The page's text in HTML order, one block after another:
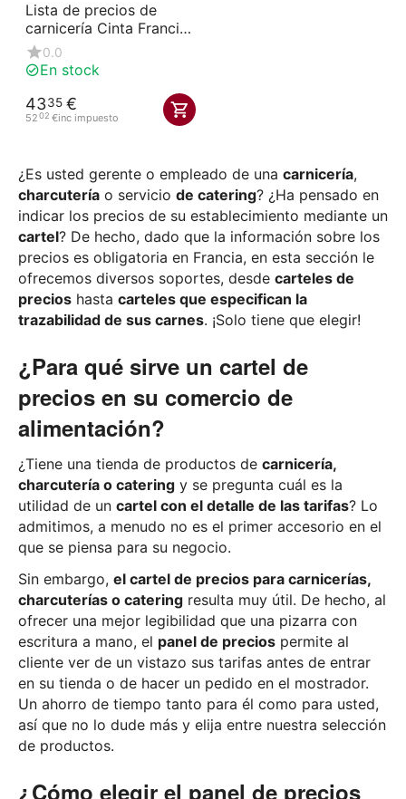
¿Es usted gerente o empleado de una carnicería,
charcutería o servicio de catering? ¿Ha pensado en
indicar los precios de su establecimiento mediante un
cartel? De hecho, dado que la información sobre los
precios es obligatoria en Francia, en esta sección le
ofrecemos diversos soportes, desde carteles de
precios hasta carteles que especifican la
trazabilidad de sus carnes. ¡Solo tiene que elegir!
¿Para qué sirve un cartel de
precios en su comercio de
alimentación?
¿Tiene una tienda de productos de carnicería,
charcutería o catering y se pregunta cuál es la
utilidad de un cartel con el detalle de las tarifas? Lo
admitimos, a menudo no es el primer accesorio en el
que se piensa para su negocio.
Sin embargo, el cartel de precios para carnicerías,
charcuterías o catering resulta muy útil. De hecho, al
ofrecer una mejor legibilidad que una pizarra con
escritura a mano, el panel de precios permite al
cliente ver de un vistazo sus tarifas antes de entrar
en su tienda o de hacer un pedido en el mostrador.
Un ahorro de tiempo tanto para él como para usted,
así que no lo dude más y elija entre nuestra selección
de productos.
¿Cómo elegir el panel de precios
Lista de precios de
carnicería Cinta Francia
sin cerdo 606x875 cm
0.0
En stock
4335 €
5202 €inc impuesto